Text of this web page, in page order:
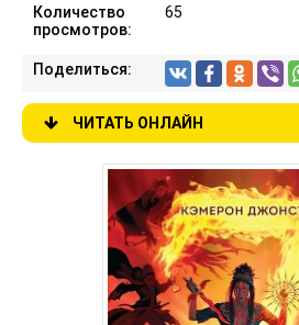
Количество
просмотров:
65
Поделиться:
ЧИТАТЬ ОНЛАЙН